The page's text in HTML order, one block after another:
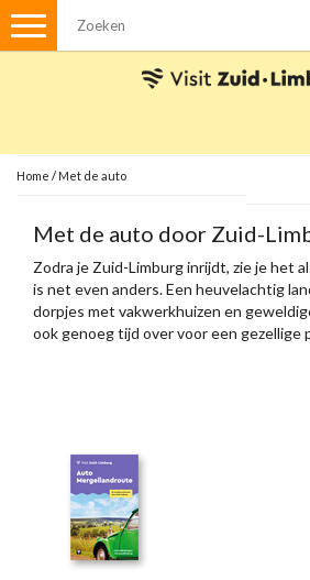
Menu
Met de auto
Visvergunningen
Brochures en kaarten
Plattegronden
Uit de streek
Ansichtkaarten
Home / Met de auto
Met de auto door Zuid-
Zodra je Zuid-Limburg inrijdt, zie je het
is net even anders. Een heuvelachtig
dorpjes met vakwerkhuizen en
ook genoeg tijd over voor een gezellige